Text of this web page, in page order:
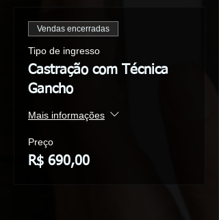
Vendas encerradas
Tipo de ingresso
Castração com Técnica
Gancho
Mais informações
Preço
R$ 690,00